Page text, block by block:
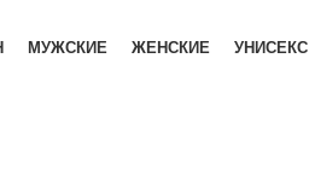
МУЖСКИЕ ЖЕНСКИЕ УНИСЕКС